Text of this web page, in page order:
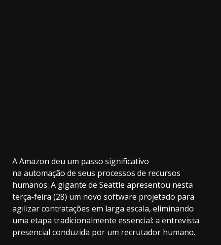
A Amazon deu um passo significativo
na automação de seus processos de recursos
humanos. A gigante de Seattle apresentou nesta
terça-feira (28) um novo software projetado para
agilizar contratações em larga escala, eliminando
uma etapa tradicionalmente essencial: a entrevista
presencial conduzida por um recrutador humano.